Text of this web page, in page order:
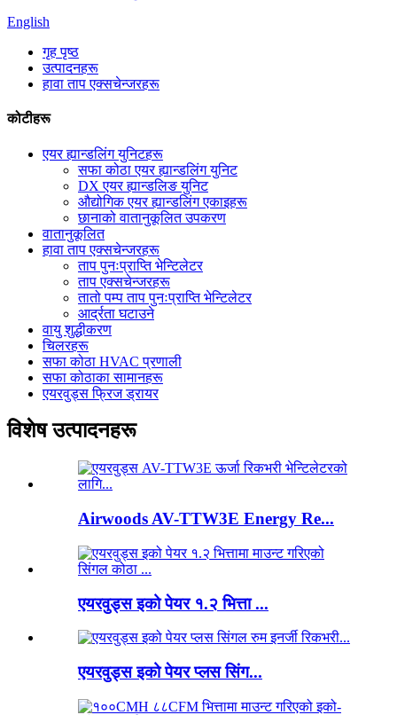
English
गृह पृष्ठ
उत्पादनहरू
हावा ताप एक्सचेन्जरहरू
कोटीहरू
एयर ह्यान्डलिंग युनिटहरू
सफा कोठा एयर ह्यान्डलिंग युनिट
DX एयर ह्यान्डलिङ युनिट
औद्योगिक एयर ह्यान्डलिंग एकाइहरू
छानाको वातानुकूलित उपकरण
वातानुकूलित
हावा ताप एक्सचेन्जरहरू
ताप पुनःप्राप्ति भेन्टिलेटर
ताप एक्सचेन्जरहरू
तातो पम्प ताप पुनःप्राप्ति भेन्टिलेटर
आर्द्रता घटाउने
वायु शुद्धीकरण
चिलरहरू
सफा कोठा HVAC प्रणाली
सफा कोठाका सामानहरू
एयरवुड्स फ्रिज ड्रायर
विशेष उत्पादनहरू
Airwoods AV-TTW3E Energy Re...
एयरवुड्स इको पेयर १.२ भित्ता ...
एयरवुड्स इको पेयर प्लस सिंग...